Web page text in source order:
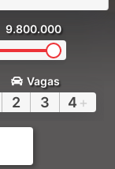
9.800.000
Vagas
2 3 4 +